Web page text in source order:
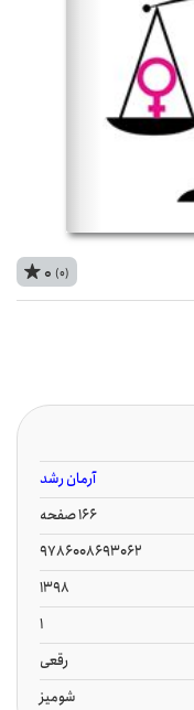
0 (0)
آرمان رشد
166 صفحه
9786008693062
1398
1
رقعی
شومیز